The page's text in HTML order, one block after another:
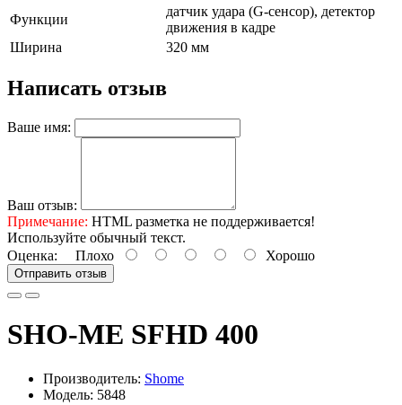
Функции
датчик удара (G-сенсор), детектор
движения в кадре
Ширина
320 мм
Написать отзыв
Ваше имя:
Ваш отзыв:
Примечание: HTML разметка не поддерживается!
Используйте обычный текст.
Оценка: Плохо Хорошо
Отправить отзыв
SHO-ME SFHD 400
Производитель: Shome
Модель: 5848